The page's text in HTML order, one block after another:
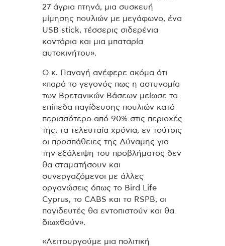
27 άγρια ​​πτηνά, μια συσκευή
μίμησης πουλιών με μεγάφωνο, ένα
USB stick, τέσσερις σιδερένια
κοντάρια και μια μπαταρία
αυτοκινήτου».
Ο κ. Παναγή ανέφερε ακόμα ότι
«παρά το γεγονός πως η αστυνομία
των Βρετανικών Βάσεων μείωσε τα
επίπεδα παγίδευσης πουλιών κατά
περισσότερο από 90% στις περιοχές
της, τα τελευταία χρόνια, εν τούτοις
οι προσπάθειες της Δύναμης για
την εξάλειψη του προβλήματος δεν
θα σταματήσουν και
συνεργαζόμενοι με άλλες
οργανώσεις όπως το Bird Life
Cyprus, το CABS και το RSPB, οι
παγιδευτές θα εντοπιστούν και θα
διωχθούν».
«Λειτουργούμε μια πολιτική